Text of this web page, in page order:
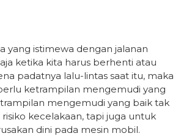
yang istimewa dengan jalanan
ketika kita harus berhenti atau
padatnya lalu-lintas saat itu, maka
ketrampilan mengemudi yang
mengemudi yang baik tak
kecelakaan, tapi juga untuk
dini pada mesin mobil.